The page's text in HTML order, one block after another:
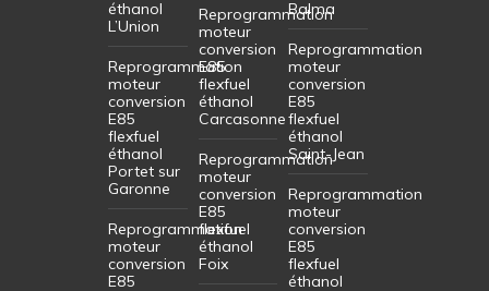
conversion
E85
flexfuel
éthanol
L’Union
Reprogrammation
moteur
conversion
E85
flexfuel
éthanol
Portet sur
Garonne
Reprogrammation
flexfuel
éthanol 09
Reprogrammation
moteur
conversion
E85
flexfuel
éthanol
Carcasonne
Reprogrammation
moteur
conversion
E85
flexfuel
E85
flexfuel
éthanol
Balma
Reprogrammation
moteur
conversion
E85
flexfuel
éthanol
Saint-Jean
Reprogrammation
moteur
conversion